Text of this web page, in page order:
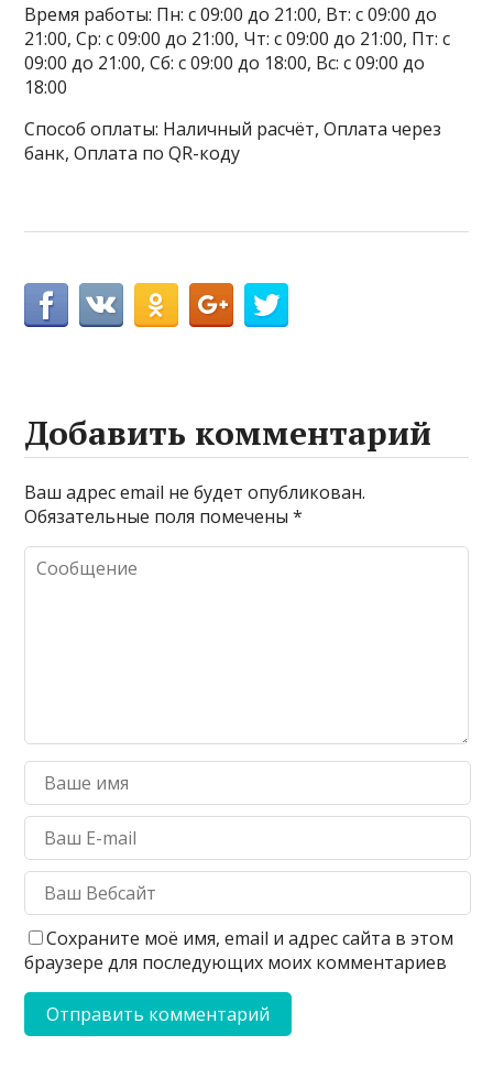
Время работы: Пн: с 09:00 до 21:00, Вт: с 09:00 до
21:00, Ср: с 09:00 до 21:00, Чт: с 09:00 до 21:00, Пт: с
09:00 до 21:00, Сб: с 09:00 до 18:00, Вс: с 09:00 до
18:00
Способ оплаты: Наличный расчёт, Оплата через
банк, Оплата по QR-коду
Добавить комментарий
Ваш адрес email не будет опубликован.
Обязательные поля помечены*
Сохраните моё имя, email и адрес сайта в этом
браузере для последующих моих комментариев